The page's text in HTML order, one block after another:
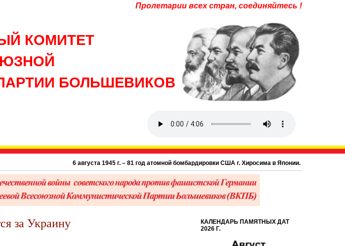
Пролетарии всех стран, соединяйтесь !
КОМИТЕТ
БОЛЬШЕВИКОВ
6 августа 1945 г. – 81 год атомной бомбардировки США г. Хиросима в Японии.
за Украину
КАЛЕНДАРЬ ПАМЯТНЫХ ДАТ
2026 Г.